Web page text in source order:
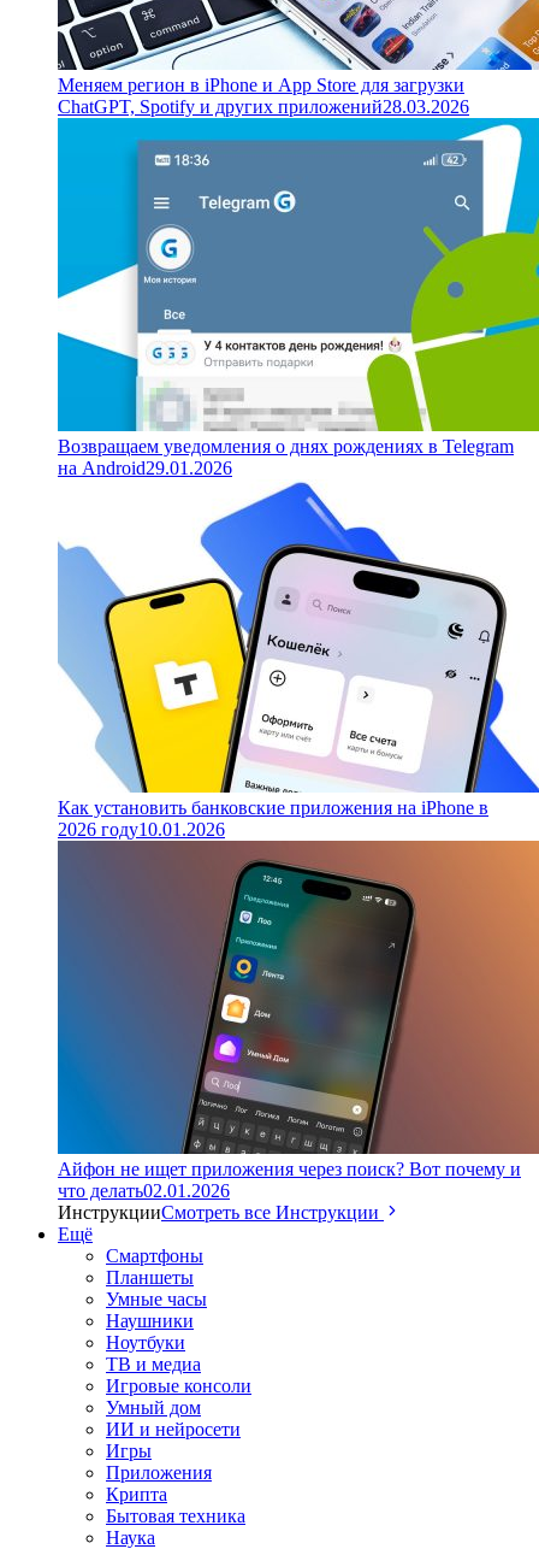
Меняем регион в iPhone и App Store для загрузки
ChatGPT, Spotify и других приложений28.03.2026
Возвращаем уведомления о днях рождениях в Telegram
на Android29.01.2026
Как установить банковские приложения на iPhone в
2026 году10.01.2026
Айфон не ищет приложения через поиск? Вот почему и
что делать02.01.2026
ИнструкцииСмотреть все Инструкции
Ещё
Смартфоны
Планшеты
Умные часы
Наушники
Ноутбуки
ТВ и медиа
Игровые консоли
Умный дом
ИИ и нейросети
Игры
Приложения
Крипта
Бытовая техника
Наука